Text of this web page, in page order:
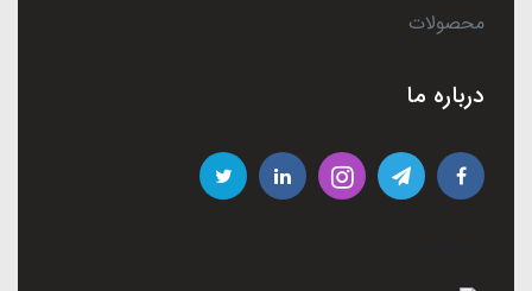
محصولات
درباره ما